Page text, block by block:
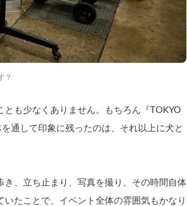
？
も少なくありません。もちろん『TOKYO
通して印象に残ったのは、それ以上に犬と
、立ち止まり、写真を撮り、その時間自体
たことで、イベント全体の雰囲気もかなり